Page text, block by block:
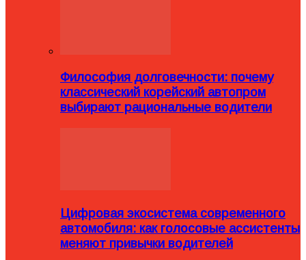
Философия долговечности: почему
классический корейский автопром
выбирают рациональные водители
Цифровая экосистема современного
автомобиля: как голосовые ассистенты
меняют привычки водителей